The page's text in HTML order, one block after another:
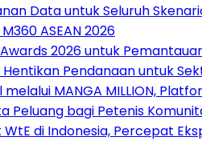
Data untuk Seluruh
ASEAN 2026
2026 untuk
Pendanaan untuk
MANGA MILLION,
Peluang bagi Petenis
WtE di Indonesia, Percepat